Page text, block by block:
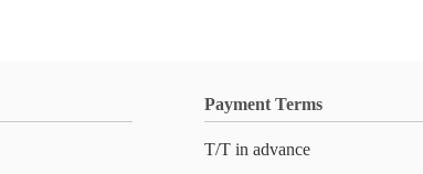
Payment Terms
T/T in advance